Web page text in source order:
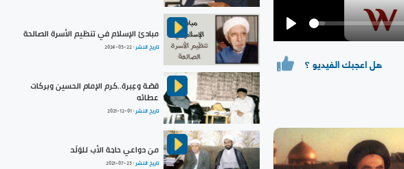
هل اعجبك الفيديو ؟
مبادئ الإسلام في تنظيم الأسرة الصالحة
تاريخ النشر :2024-05-22
قصّة وعِبرة..كرم الإمام الحسين وبركات
عطائه
تاريخ النشر :2021-12-01
من دواعي حاجة الأب للوَلَد
تاريخ النشر :2021-07-25